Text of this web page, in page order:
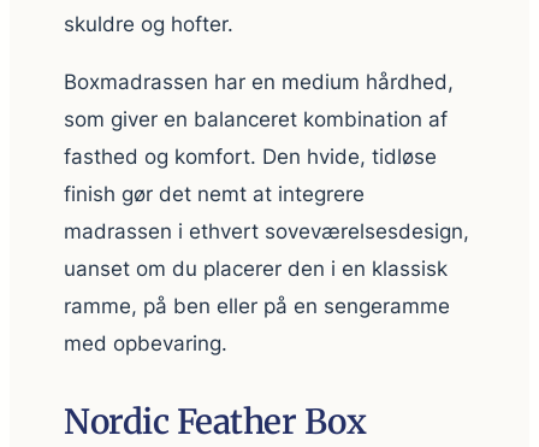
skuldre og hofter.
Boxmadrassen har en medium hårdhed,
som giver en balanceret kombination af
fasthed og komfort. Den hvide, tidløse
finish gør det nemt at integrere
madrassen i ethvert soveværelsesdesign,
uanset om du placerer den i en klassisk
ramme, på ben eller på en sengeramme
med opbevaring.
Nordic Feather Box